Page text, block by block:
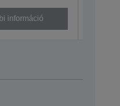
információ